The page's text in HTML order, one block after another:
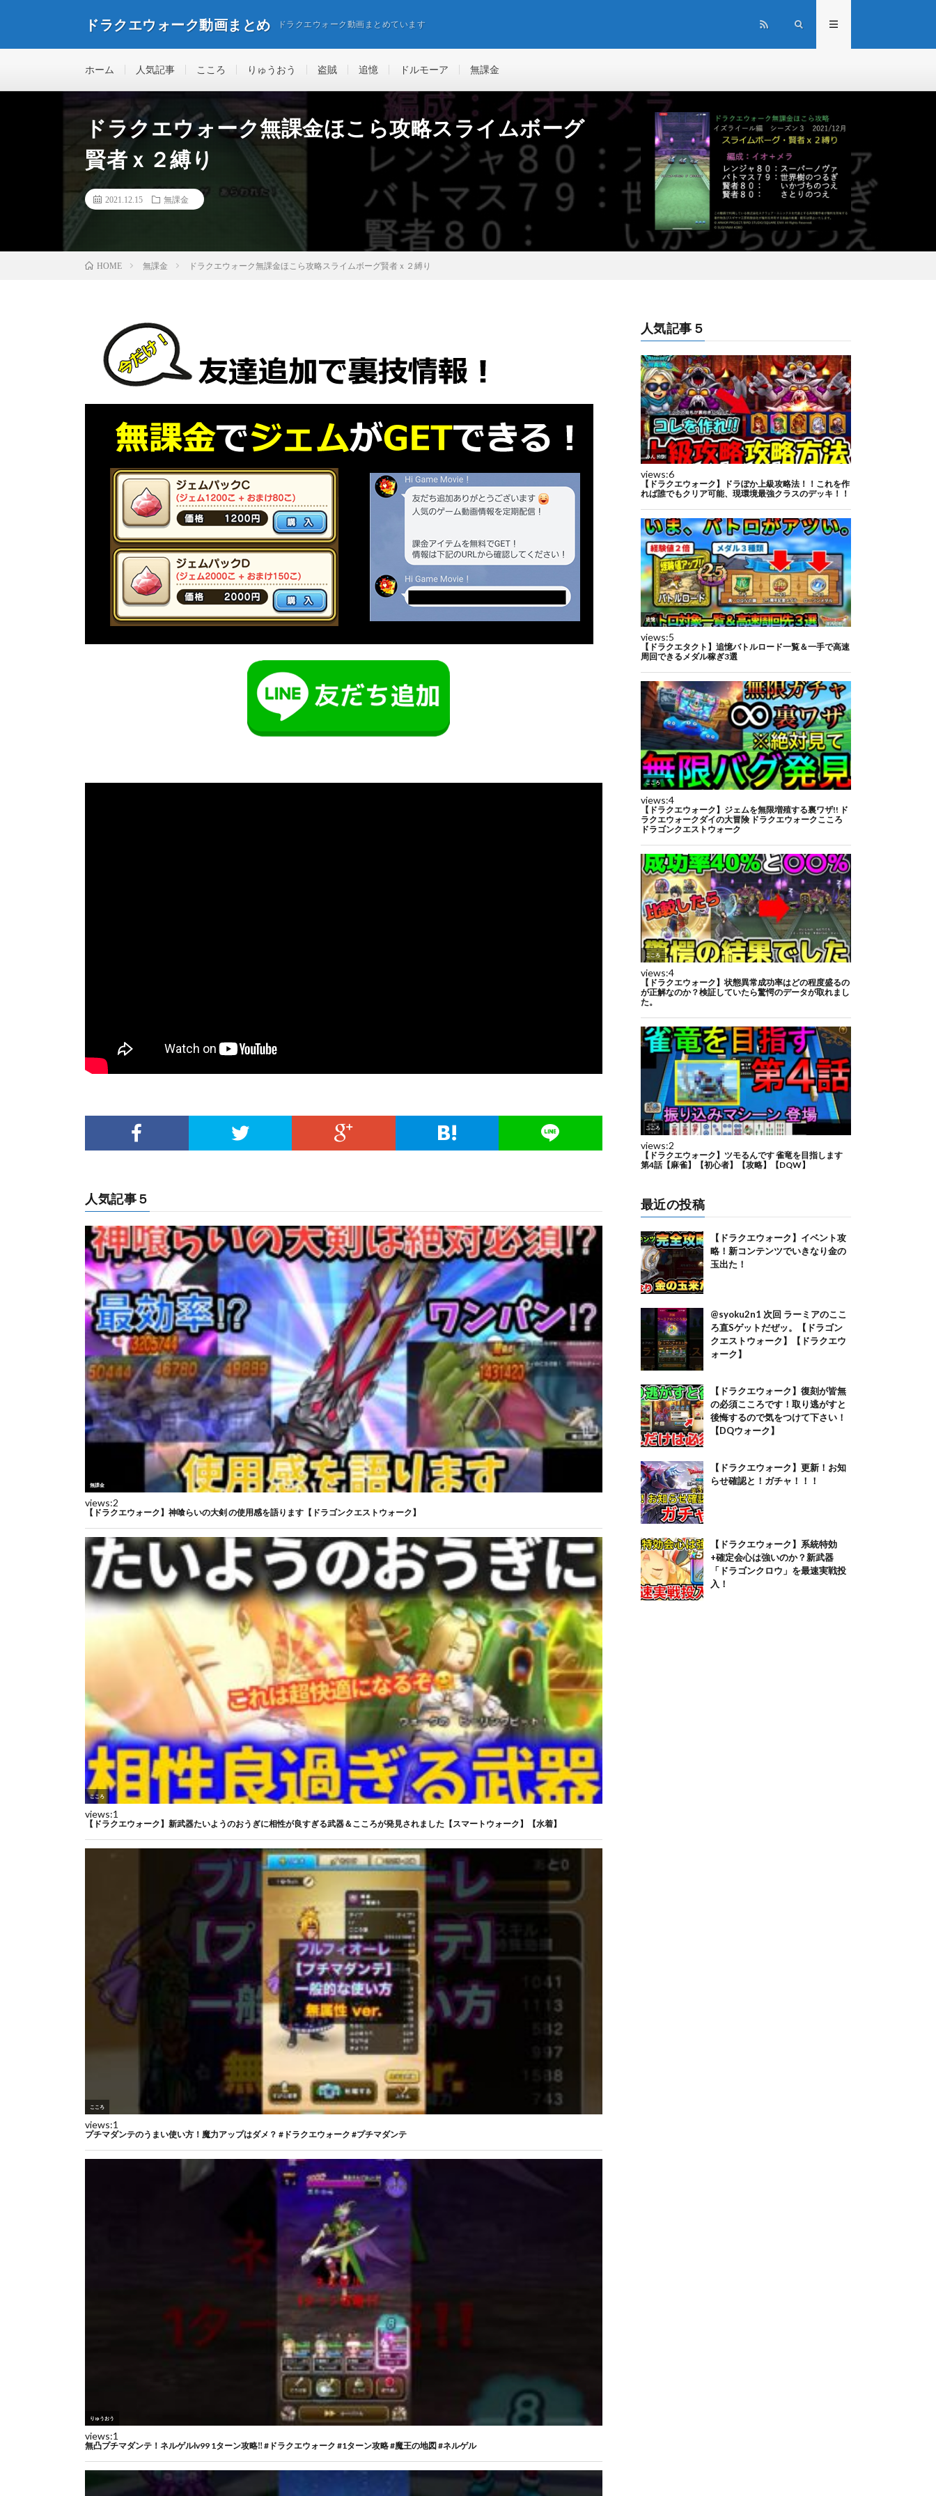
ドラクエウォーク動画まとめ ドラクエウォーク動画まとめています
ホーム 人気記事 こころ りゅうおう 盗賊 追憶 ドルモーア 無課金
ドラクエウォーク無課金ほこら攻略スライムボーグ
賢者ｘ２縛り
2021.12.15 無課金
HOME 無課金 ドラクエウォーク無課金ほこら攻略スライムボーグ賢者ｘ２縛り
人気記事５
人気記事５
最近の投稿
【ドラクエウォーク】イベント攻
略！新コンテンツでいきなり金の
玉出た！
@syoku2n1 次回 ラーミアのここ
ろ直Sゲットだぜッ。【ドラゴン
クエストウォーク】【ドラクエウ
ォーク】
【ドラクエウォーク】復刻が皆無
の必須こころです！取り逃がすと
後悔するので気をつけて下さい！
【DQウォーク】
【ドラクエウォーク】更新！お知
らせ確認と！ガチャ！！！
【ドラクエウォーク】系統特効
+確定会心は強いのか？新武器
「ドラゴンクロウ」を最速実戦投
入！